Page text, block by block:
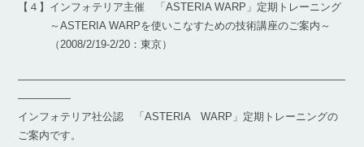
【４】インフォテリア主催 「ASTERIA WARP」定期トレーニング
～ASTERIA WARPを使いこなすための技術講座のご案内～
（2008/2/19-2/20：東京）
―――――――――――――――――――――――――――――――
―――――
インフォテリア社公認 「ASTERIA WARP」定期トレーニングの
ご案内です。